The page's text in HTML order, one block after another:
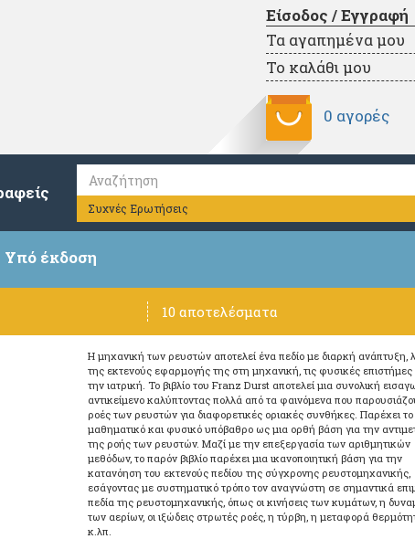
Είσοδος / Εγγραφή
Τα αγαπημένα μου
Το καλάθι μου
0 αγορές
Συχνές Ερωτήσεις
Υπό έκδοση
10 αποτελέσματα
Η μηχανική των ρευστών αποτελεί ένα πεδίο με διαρκή ανάπτυξη,
της εκτενούς εφαρμογής της στη μηχανική, τις φυσικές επιστήμες
την ιατρική. Το βιβλίο του Franz Durst αποτελεί μια συνολική
αντικείμενο καλύπτοντας πολλά από τα φαινόμενα που
ροές των ρευστών για διαφορετικές οριακές συνθήκες. Παρέχει το
μαθηματικό και φυσικό υπόβαθρο ως μια ορθή βάση για την
της ροής των ρευστών. Μαζί με την επεξεργασία των αριθμητικών
μεθόδων, το παρόν βιβλίο παρέχει μια ικανοποιητική βάση για την
κατανόηση του εκτενούς πεδίου της σύγχρονης ρευστομηχανικής,
εσάγοντας με συστηματικό τρόπο τον αναγνώστη σε σημαντικά
πεδία της ρευστομηχανικής, όπως οι κινήσεις των κυμάτων, η
των αερίων, οι ιξώδεις στρωτές ροές, η τύρβη, η μεταφορά
κ.λπ.